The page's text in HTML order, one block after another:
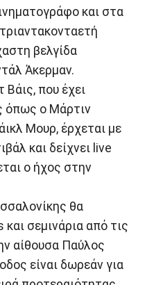
και στα
βελγίδα
Άκερμαν.
που έχει
όπως ο Μάρτιν
Μουρ, έρχεται με
και δείχνει live
ο ήχος στην
θα
σεμινάρια από τις
αίθουσα Παύλος
είναι δωρεάν για